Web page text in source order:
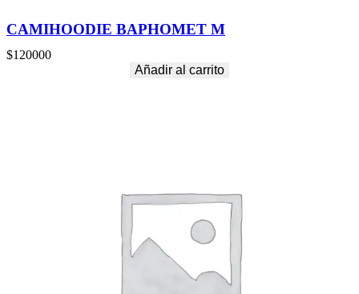
CAMIHOODIE BAPHOMET M
$120000
Añadir al carrito